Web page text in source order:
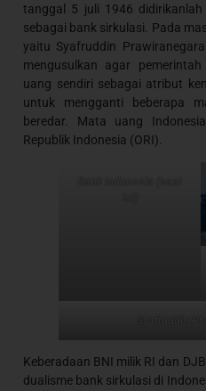
tanggal 5 juli 1946
sebagai bank sirkulasi. Pada
yaitu Syafruddin
mengusulkan agar
uang sendiri sebagai atribut
untuk mengganti beberapa
beredar. Mata uang
Republik Indonesia (ORI).
Keberadaan BNI milik RI dan
dualisme bank sirkulasi di